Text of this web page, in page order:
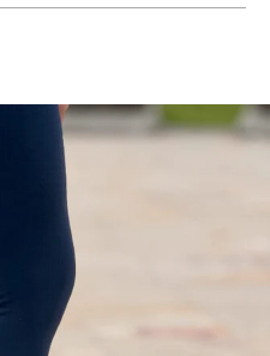
— Bogotá, Medellín, Cali,
Financia en cuotas.
años siendo la marca de